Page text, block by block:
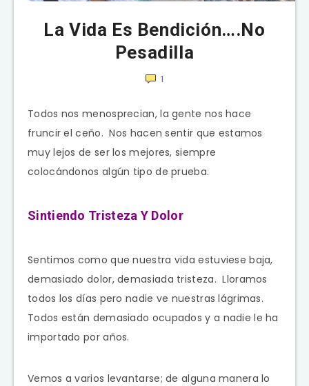
La Vida Es Bendición….No
Pesadilla
1
Todos nos menosprecian, la gente nos hace
fruncir el ceño. Nos hacen sentir que estamos
muy lejos de ser los mejores, siempre
colocándonos algún tipo de prueba.
Sintiendo Tristeza Y Dolor
Sentimos como que nuestra vida estuviese baja,
demasiado dolor, demasiada tristeza. Lloramos
todos los días pero nadie ve nuestras lágrimas.
Todos están demasiado ocupados y a nadie le ha
importado por años.
Vemos a varios levantarse; de alguna manera lo